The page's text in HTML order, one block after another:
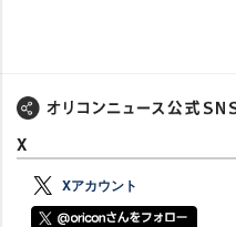
X
Xアカウント